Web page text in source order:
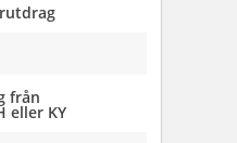
från
eller KY